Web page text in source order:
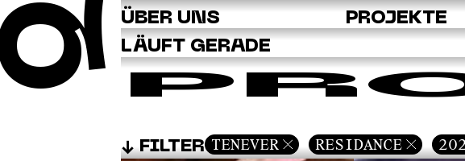
ÜBER UNS PROJEKTE
LÄUFT GERADE
FILTER TENEVER RESIDANCE